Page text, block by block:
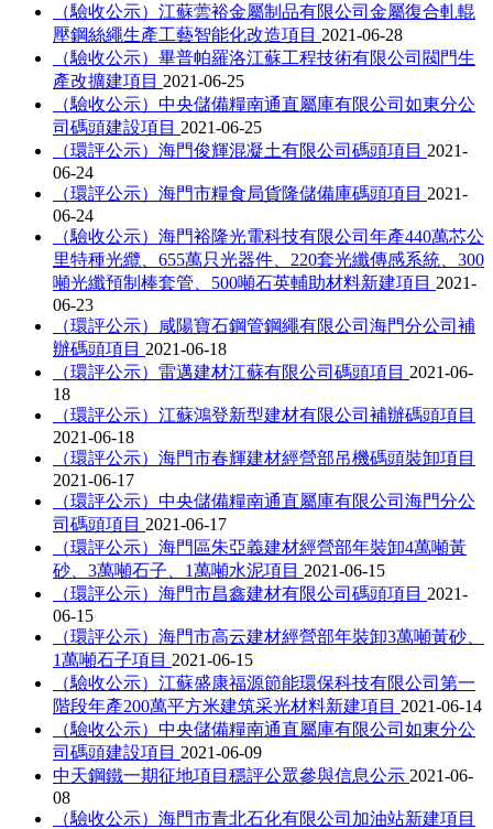
（驗收公示）江蘇蕓裕金屬制品有限公司金屬復合軋輥
壓鋼絲繩生產工藝智能化改造項目 2021-06-28
（驗收公示）畢普帕羅洛江蘇工程技術有限公司閥門生
產改擴建項目 2021-06-25
（驗收公示）中央儲備糧南通直屬庫有限公司如東分公
司碼頭建設項目 2021-06-25
（環評公示）海門俊輝混凝土有限公司碼頭項目 2021-
06-24
（環評公示）海門市糧食局貨隆儲備庫碼頭項目 2021-
06-24
（驗收公示）海門裕隆光電科技有限公司年產440萬芯公
里特種光纜、655萬只光器件、220套光纖傳感系統、300
噸光纖預制棒套管、500噸石英輔助材料新建項目 2021-
06-23
（環評公示）咸陽寶石鋼管鋼繩有限公司海門分公司補
辦碼頭項目 2021-06-18
（環評公示）雷邁建材江蘇有限公司碼頭項目 2021-06-
18
（環評公示）江蘇鴻登新型建材有限公司補辦碼頭項目
2021-06-18
（環評公示）海門市春輝建材經營部吊機碼頭裝卸項目
2021-06-17
（環評公示）中央儲備糧南通直屬庫有限公司海門分公
司碼頭項目 2021-06-17
（環評公示）海門區朱亞義建材經營部年裝卸4萬噸黃
砂、3萬噸石子、1萬噸水泥項目 2021-06-15
（環評公示）海門市昌鑫建材有限公司碼頭項目 2021-
06-15
（環評公示）海門市高云建材經營部年裝卸3萬噸黃砂、
1萬噸石子項目 2021-06-15
（驗收公示）江蘇盛康福源節能環保科技有限公司第一
階段年產200萬平方米建筑采光材料新建項目 2021-06-14
（驗收公示）中央儲備糧南通直屬庫有限公司如東分公
司碼頭建設項目 2021-06-09
中天鋼鐵一期征地項目穩評公眾參與信息公示 2021-06-
08
（驗收公示）海門市青北石化有限公司加油站新建項目